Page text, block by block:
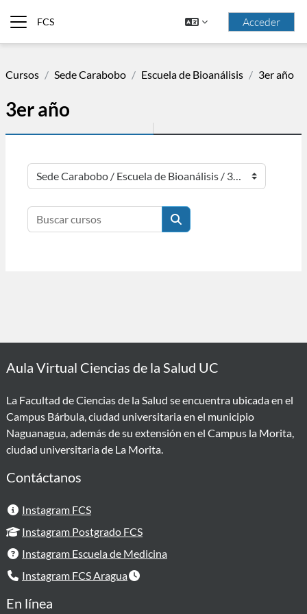
FCS Acceder
Cursos Sede Carabobo Escuela de Bioanálisis 3er año
3er año
Categorías
Buscar cursos
Buscar cursos
Aula Virtual Ciencias de la Salud UC
La Facultad de Ciencias de la Salud se encuentra ubicada en el
Campus Bárbula, ciudad universitaria en el municipio
Naguanagua, además de su extensión en el Campus la Morita,
ciudad universitaria de La Morita.
Contáctanos
Instagram FCS
Instagram Postgrado FCS
Instagram Escuela de Medicina
Instagram FCS Aragua
En línea